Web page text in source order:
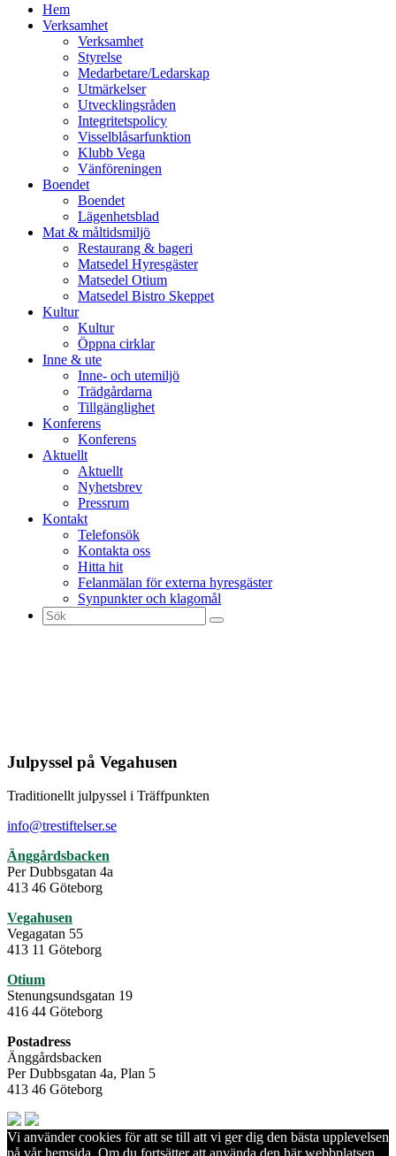
vidare
Hem
Verksamhet
Verksamhet
Styrelse
Medarbetare/Ledarskap
Utmärkelser
Utvecklingsråden
Integritetspolicy
Visselblåsarfunktion
Klubb Vega
Vänföreningen
Boendet
Boendet
Lägenhetsblad
Mat & måltidsmiljö
Restaurang & bageri
Matsedel Hyresgäster
Matsedel Otium
Matsedel Bistro Skeppet
Kultur
Kultur
Öppna cirklar
Inne & ute
Inne- och utemiljö
Trädgårdarna
Tillgänglighet
Konferens
Konferens
Aktuellt
Aktuellt
Nyhetsbrev
Pressrum
Kontakt
Telefonsök
Kontakta oss
Hitta hit
Felanmälan för externa hyresgäster
Synpunkter och klagomål
Sök
efter:
Julpyssel på Vegahusen
Traditionellt julpyssel i Träffpunkten
info@trestiftelser.se
Änggårdsbacken
Per Dubbsgatan 4a
413 46 Göteborg
Vegahusen
Vegagatan 55
413 11 Göteborg
Otium
Stenungsundsgatan 19
416 44 Göteborg
Postadress
Änggårdsbacken
Per Dubbsgatan 4a, Plan 5
413 46 Göteborg
Vi använder cookies för att se till att vi ger dig den bästa upplevelsen